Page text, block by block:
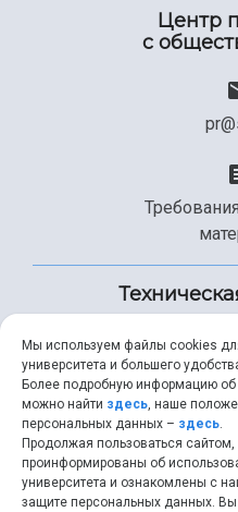
Центр
с
+7
Мы используем файлы cookies
университета и большего
Более подробную информацию
можно найти здесь, наше
персональных данных – здесь.
Продолжая пользоваться
проинформированы об
университета и ознакомлены с
защите персональных данных.